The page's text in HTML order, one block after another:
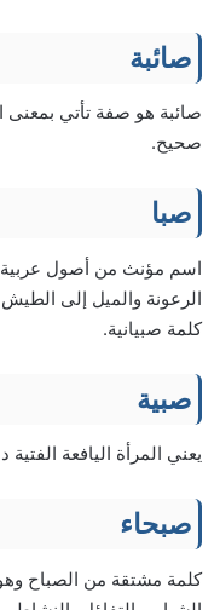
صائبة
صائبة هو صفة تأتي بمعنى
صحيح.
صبا
اسم مؤنث من أصول عربية
الرعونة والميل إلى
كلمة صبيانية.
صبية
يعني المرأة اليافعة الفتية
صبحاء
كلمة مشتقة من الصباح